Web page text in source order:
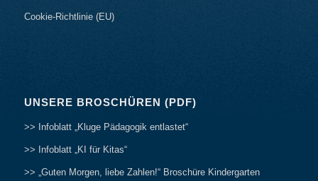
Cookie-Richtlinie (EU)
UNSERE BROSCHÜREN (PDF)
>> Infoblatt „Kluge Pädagogik entlastet“
>> Infoblatt „KI für Kitas“
>> „Guten Morgen, liebe Zahlen!“ Broschüre Kindergarten